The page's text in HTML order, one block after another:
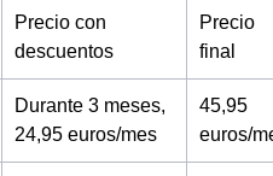
Precio con
descuentos
Precio
final
Durante 3 meses,
24,95 euros/mes
45,95
euros/